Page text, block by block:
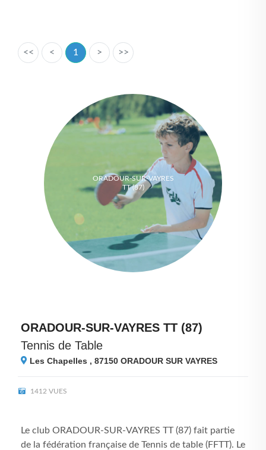
<< < 1 > >>
ORADOUR-SUR-VAYRES
TT (87)
ORADOUR-SUR-VAYRES TT (87)
Tennis de Table
Les Chapelles , 87150 ORADOUR SUR VAYRES
1412 VUES
Le club ORADOUR-SUR-VAYRES TT (87) fait partie
de la fédération française de Tennis de table (FFTT). Le